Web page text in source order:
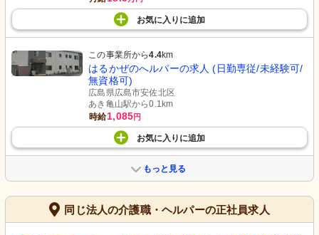
お気に入り に追加
この事業所から4.4km
はるかぜのへルパーの求人 (日勤専従/未経験可/
無資格可)
広島県広島市安佐北区
あき亀山駅から0.1km
時給1,085円
お気に入り に追加
もっと見る
同じ法人の介護職・ヘルパーの正社員求人